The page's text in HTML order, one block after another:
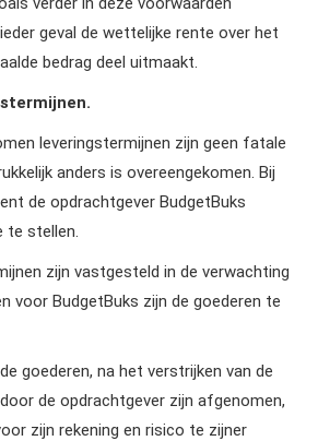
geval de wettelijke rente over het
bedrag deel uitmaakt.
leveringstermijnen zijn geen fatale
anders is overeengekomen. Bij
de opdrachtgever BudgetBuks
te stellen.
zijn vastgesteld in de verwachting
voor BudgetBuks zijn de goederen te
goederen, na het verstrijken van de
de opdrachtgever zijn afgenomen,
zijn rekening en risico te zijner